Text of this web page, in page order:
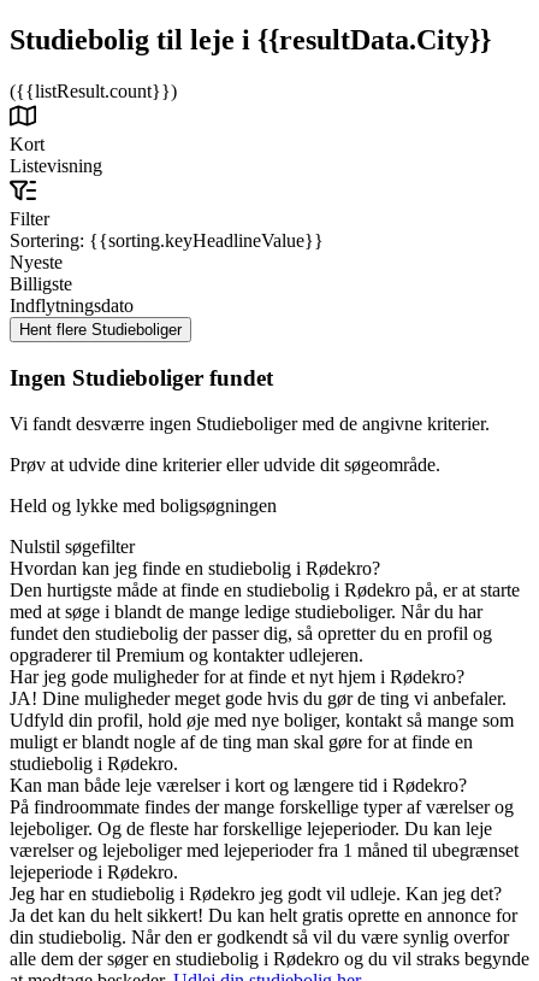
Studiebolig til leje i {{resultData.City}}
({{listResult.count}})
Kort
Listevisning
Filter
Sortering: {{sorting.keyHeadlineValue}}
Nyeste
Billigste
Indflytningsdato
Ingen Studieboliger fundet
Vi fandt desværre ingen Studieboliger med de angivne kriterier.
Prøv at udvide dine kriterier eller udvide dit søgeområde.
Held og lykke med boligsøgningen
Nulstil søgefilter
Hvordan kan jeg finde en studiebolig i Rødekro?
Den hurtigste måde at finde en studiebolig i Rødekro på, er at starte
med at søge i blandt de mange ledige studieboliger. Når du har
fundet den studiebolig der passer dig, så opretter du en profil og
opgraderer til Premium og kontakter udlejeren.
Har jeg gode muligheder for at finde et nyt hjem i Rødekro?
JA! Dine muligheder meget gode hvis du gør de ting vi anbefaler.
Udfyld din profil, hold øje med nye boliger, kontakt så mange som
muligt er blandt nogle af de ting man skal gøre for at finde en
studiebolig i Rødekro.
Kan man både leje værelser i kort og længere tid i Rødekro?
På findroommate findes der mange forskellige typer af værelser og
lejeboliger. Og de fleste har forskellige lejeperioder. Du kan leje
værelser og lejeboliger med lejeperioder fra 1 måned til ubegrænset
lejeperiode i Rødekro.
Jeg har en studiebolig i Rødekro jeg godt vil udleje. Kan jeg det?
Ja det kan du helt sikkert! Du kan helt gratis oprette en annonce for
din studiebolig. Når den er godkendt så vil du være synlig overfor
alle dem der søger en studiebolig i Rødekro og du vil straks begynde